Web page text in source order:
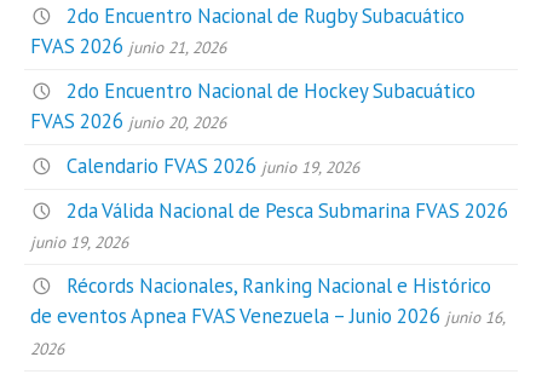
2do Encuentro Nacional de Rugby Subacuático
FVAS 2026 junio 21, 2026
2do Encuentro Nacional de Hockey Subacuático
FVAS 2026 junio 20, 2026
Calendario FVAS 2026 junio 19, 2026
2da Válida Nacional de Pesca Submarina FVAS 2026
junio 19, 2026
Récords Nacionales, Ranking Nacional e Histórico
de eventos Apnea FVAS Venezuela – Junio 2026 junio 16,
2026